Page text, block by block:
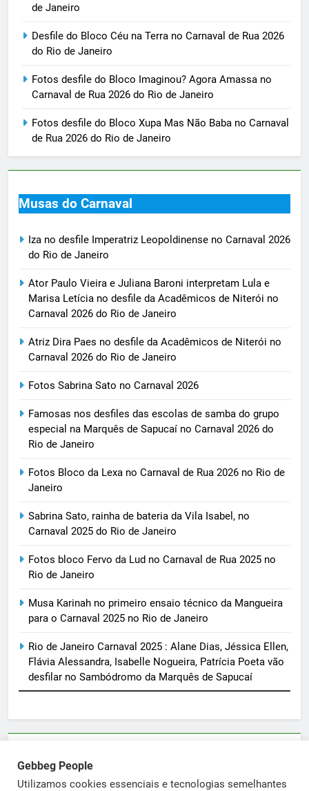
de Janeiro
Desfile do Bloco Céu na Terra no Carnaval de Rua 2026
do Rio de Janeiro
Fotos desfile do Bloco Imaginou? Agora Amassa no
Carnaval de Rua 2026 do Rio de Janeiro
Fotos desfile do Bloco Xupa Mas Não Baba no Carnaval
de Rua 2026 do Rio de Janeiro
Musas do Carnaval
Iza no desfile Imperatriz Leopoldinense no Carnaval 2026
do Rio de Janeiro
Ator Paulo Vieira e Juliana Baroni interpretam Lula e
Marisa Letícia no desfile da Acadêmicos de Niterói no
Carnaval 2026 do Rio de Janeiro
Atriz Dira Paes no desfile da Acadêmicos de Niterói no
Carnaval 2026 do Rio de Janeiro
Fotos Sabrina Sato no Carnaval 2026
Famosas nos desfiles das escolas de samba do grupo
especial na Marquês de Sapucaí no Carnaval 2026 do
Rio de Janeiro
Fotos Bloco da Lexa no Carnaval de Rua 2026 no Rio de
Janeiro
Sabrina Sato, rainha de bateria da Vila Isabel, no
Carnaval 2025 do Rio de Janeiro
Fotos bloco Fervo da Lud no Carnaval de Rua 2025 no
Rio de Janeiro
Musa Karinah no primeiro ensaio técnico da Mangueira
para o Carnaval 2025 no Rio de Janeiro
Rio de Janeiro Carnaval 2025 : Alane Dias, Jéssica Ellen,
Flávia Alessandra, Isabelle Nogueira, Patrícia Poeta vão
desfilar no Sambódromo da Marquês de Sapucaí
sortimentos@yahoo.com.br
Gebbeg People
Utilizamos cookies essenciais e tecnologias semelhantes